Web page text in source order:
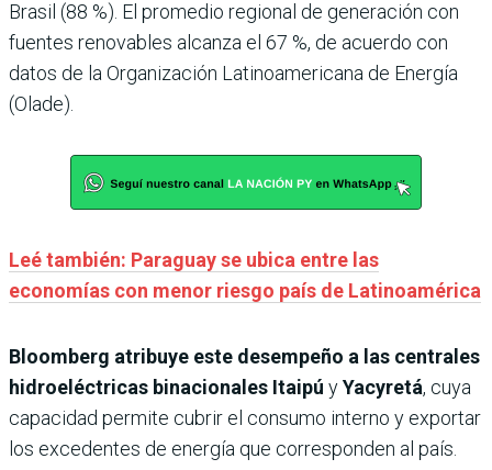
Brasil (88 %). El promedio regional de generación con
fuentes renovables alcanza el 67 %, de acuerdo con
datos de la Organización Latinoamericana de Energía
(Olade).
Leé también: Paraguay se ubica entre las
economías con menor riesgo país de Latinoamérica
Bloomberg atribuye este desempeño a las centrales
hidroeléctricas binacionales Itaipú yYacyretá, cuya
capacidad permite cubrir el consumo interno y exportar
los excedentes de energía que corresponden al país.